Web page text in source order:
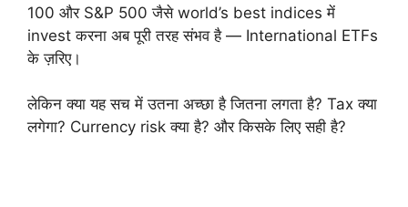
100 और S&P 500 जैसे world’s best indices में
invest करना अब पूरी तरह संभव है — International ETFs
के ज़रिए।
लेकिन क्या यह सच में उतना अच्छा है जितना लगता है? Tax क्या
लगेगा? Currency risk क्या है? और किसके लिए सही है?